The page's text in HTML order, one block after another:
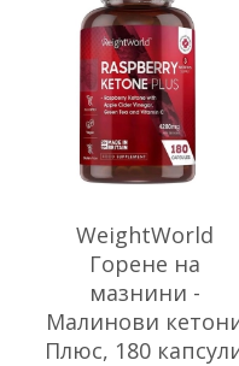
WeightWorld
Горене на
мазнини -
Малинови
Плюс, 180